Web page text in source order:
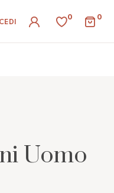
0 0
Uomo